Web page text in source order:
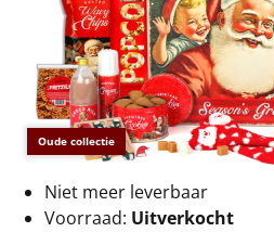
€50 tot €55
€55 tot €75
€75 tot €100
€100 en hoger
Alle kerstpakketten 2026
Oude collectie
Niet meer leverbaar
Voorraad: Uitverkocht